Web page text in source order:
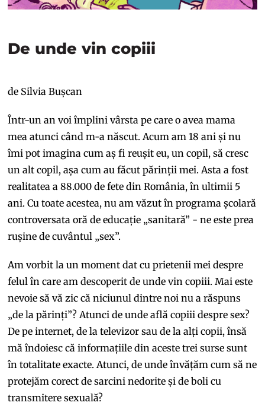
De unde vin copiii
de Silvia Bușcan
Într-un an voi împlini vârsta pe care o avea mama
mea atunci când m-a născut. Acum am 18 ani și nu
îmi pot imagina cum aș fi reușit eu, un copil, să cresc
un alt copil, așa cum au făcut părinții mei. Asta a fost
realitatea a 88.000 de fete din România, în ultimii 5
ani. Cu toate acestea, nu am văzut în programa școlară
controversata oră de educație „sanitară” - ne este prea
rușine de cuvântul „sex”.
Am vorbit la un moment dat cu prietenii mei despre
felul în care am descoperit de unde vin copiii. Mai este
nevoie să vă zic că niciunul dintre noi nu a răspuns
„de la părinți”? Atunci de unde află copiii despre sex?
De pe internet, de la televizor sau de la alți copii, însă
mă îndoiesc că informațiile din aceste trei surse sunt
în totalitate exacte. Atunci, de unde învățăm cum să ne
protejăm corect de sarcini nedorite și de boli cu
transmitere sexuală?